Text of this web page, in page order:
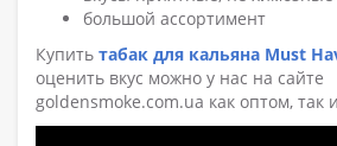
большой ассортимент
Купить табак для кальяна Must
оценить вкус можно у нас на сайте
goldensmoke.com.ua как оптом, так